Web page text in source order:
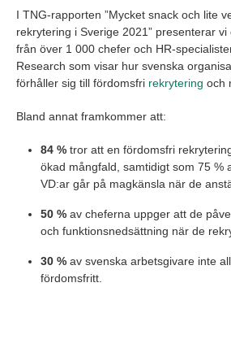
I TNG-rapporten ”Mycket snack och lite
rekrytering i Sverige 2021” presenterar
från över 1 000 chefer och HR-
Research som visar hur svenska
förhåller sig till fördomsfri rekrytering och
Bland annat framkommer att:
84 % tror att en fördomsfri
ökad mångfald, samtidigt som 75 %
VD:ar går på magkänsla när de
50 % av cheferna uppger att de
och funktionsnedsättning när de
30 % av svenska arbetsgivare inte
fördomsfritt.